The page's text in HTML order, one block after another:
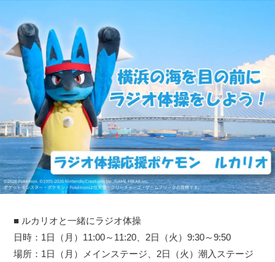
■ ルカリオと一緒にラジオ体操
日時：1日（月）11:00～11:20、2日（火）9:30～9:50
場所：1日（月）メインステージ、2日（火）潮入ステージ